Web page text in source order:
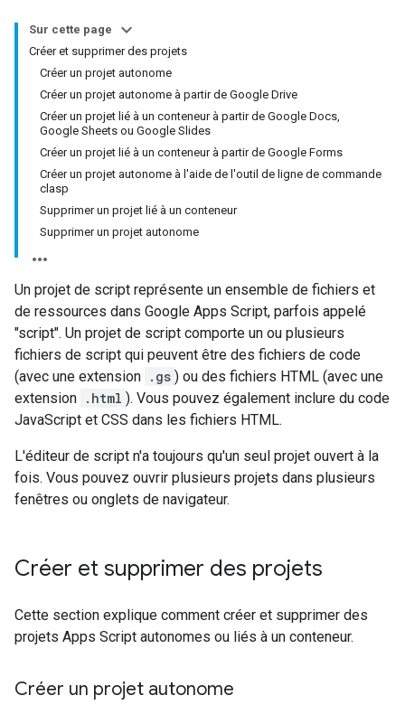
Sur cette page
Créer et supprimer des projets
Créer un projet autonome
Créer un projet autonome à partir de Google Drive
Créer un projet lié à un conteneur à partir de Google Docs,
Google Sheets ou Google Slides
Créer un projet lié à un conteneur à partir de Google Forms
Créer un projet autonome à l'aide de l'outil de ligne de commande
clasp
Supprimer un projet lié à un conteneur
Supprimer un projet autonome
Un projet de script représente un ensemble de fichiers et
de ressources dans Google Apps Script, parfois appelé
"script". Un projet de script comporte un ou plusieurs
fichiers de script qui peuvent être des fichiers de code
(avec une extension .gs ) ou des fichiers HTML (avec une
extension .html ). Vous pouvez également inclure du code
JavaScript et CSS dans les fichiers HTML.
L'éditeur de script n'a toujours qu'un seul projet ouvert à la
fois. Vous pouvez ouvrir plusieurs projets dans plusieurs
fenêtres ou onglets de navigateur.
Créer et supprimer des projets
Cette section explique comment créer et supprimer des
projets Apps Script autonomes ou liés à un conteneur.
Créer un projet autonome